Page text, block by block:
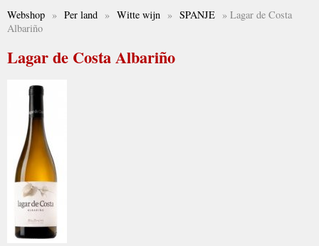
Webshop » Per land » Witte wijn » SPANJE » Lagar de Costa
Albariño
Lagar de Costa Albariño